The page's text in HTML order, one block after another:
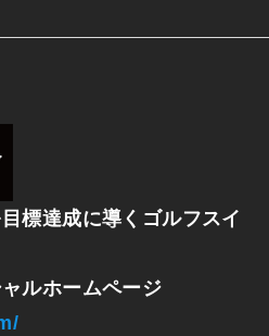
標達成に導くゴルフスイ
ルホームページ